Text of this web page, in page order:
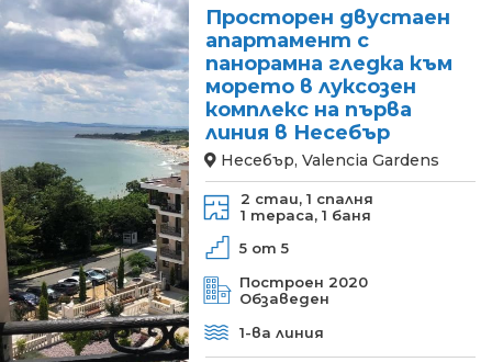
Просторен двустаен
апартамент с
панорамна гледка към
морето в луксозен
комплекс на първа
линия в Несебър
Несебър, Valencia Gardens
2 стаи, 1 спалня
1 тераса, 1 баня
5 от 5
Построен 2020
Обзаведен
1-ва линия